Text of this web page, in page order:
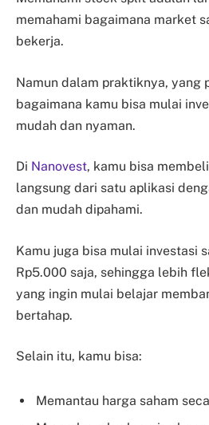
memahami bagaimana market
bekerja.
Namun dalam praktiknya, yang
bagaimana kamu bisa mulai
mudah dan nyaman.
Di Nanovest, kamu bisa
langsung dari satu aplikasi
dan mudah dipahami.
Kamu juga bisa mulai investasi
Rp5.000 saja, sehingga lebih
yang ingin mulai belajar
bertahap.
Selain itu, kamu bisa:
Memantau harga saham